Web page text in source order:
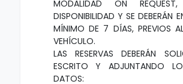
MODALIDAD ON
DISPONIBILIDAD Y SE DEBERÁN
MÍNIMO DE 7 DÍAS, PREVIOS
VEHÍCULO.
LAS RESERVAS DEBERÁN
ESCRITO Y ADJUNTANDO
DATOS: